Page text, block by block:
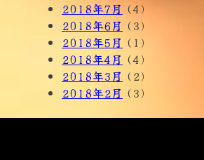
2018年7月 (4)
2018年6月 (3)
2018年5月 (1)
2018年4月 (4)
2018年3月 (2)
2018年2月 (3)